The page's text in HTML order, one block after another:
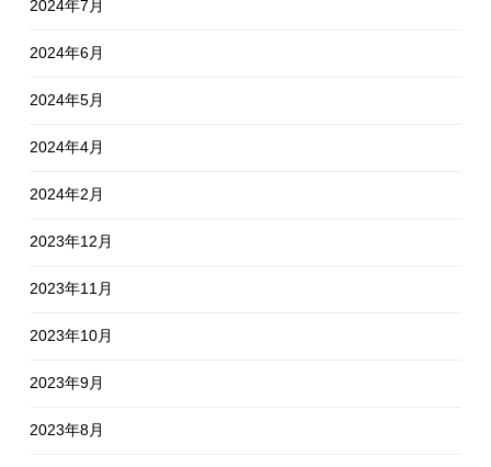
2024年7月
2024年6月
2024年5月
2024年4月
2024年2月
2023年12月
2023年11月
2023年10月
2023年9月
2023年8月